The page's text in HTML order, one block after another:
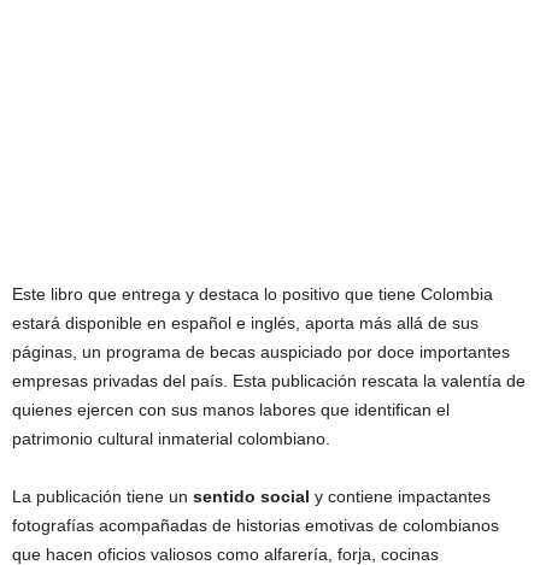
Este libro que entrega y destaca lo positivo que tiene Colombia
estará disponible en español e inglés, aporta más allá de sus
páginas, un programa de becas auspiciado por doce importantes
empresas privadas del país. Esta publicación rescata la valentía de
quienes ejercen con sus manos labores que identifican el
patrimonio cultural inmaterial colombiano.
La publicación tiene un sentido social y contiene impactantes
fotografías acompañadas de historias emotivas de colombianos
que hacen oficios valiosos como alfarería, forja, cocinas